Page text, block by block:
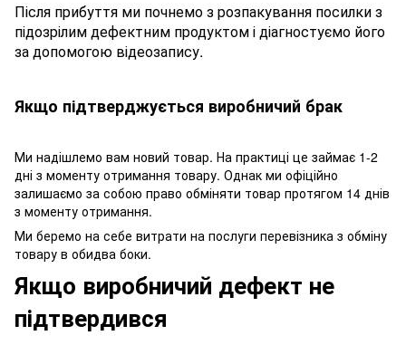
Після прибуття ми почнемо з розпакування посилки з
підозрілим дефектним продуктом і діагностуємо його
за допомогою відеозапису.
Якщо підтверджується виробничий брак
Ми надішлемо вам новий товар. На практиці це займає 1-2
дні з моменту отримання товару. Однак ми офіційно
залишаємо за собою право обміняти товар протягом 14 днів
з моменту отримання.
Ми беремо на себе витрати на послуги перевізника з обміну
товару в обидва боки.
Якщо виробничий дефект не
підтвердився